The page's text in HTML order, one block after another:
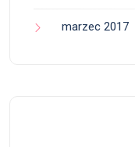
marzec 2017